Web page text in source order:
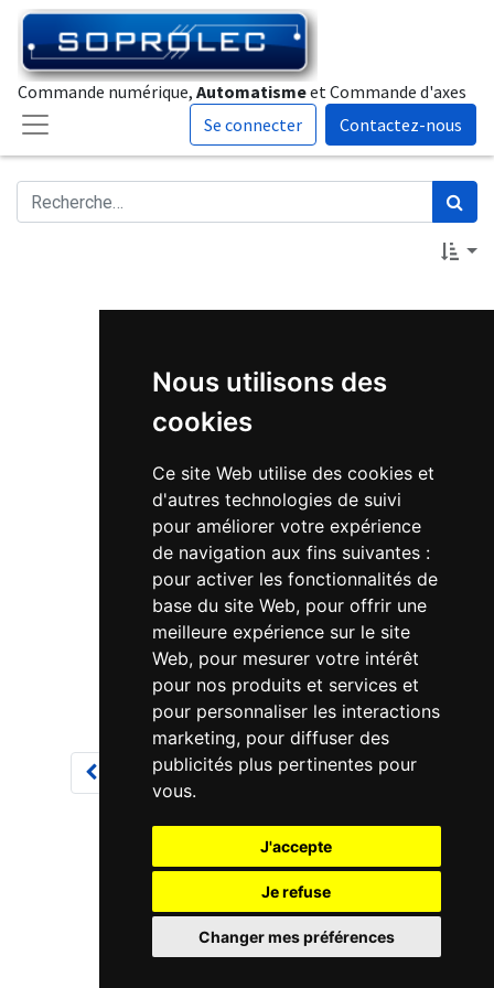
Nous utilisons des
cookies
Ce site Web utilise des cookies et
d'autres technologies de suivi
pour améliorer votre expérience
de navigation aux fins suivantes :
pour activer les fonctionnalités de
base du site Web, pour offrir une
meilleure expérience sur le site
Web, pour mesurer votre intérêt
pour nos produits et services et
pour personnaliser les interactions
marketing, pour diffuser des
publicités plus pertinentes pour
vous.
J'accepte
Je refuse
Changer mes préférences
Commande numérique, Automatismeet Commande d'axes
Se connecter
Contactez-nous
Aucun article défini
5 6 7 8 9 10